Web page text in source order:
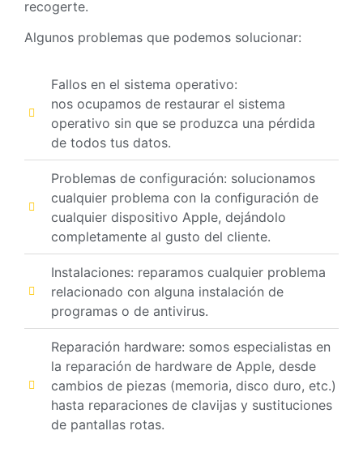
recogerte.
Algunos problemas que podemos solucionar:
Fallos en el sistema operativo:
nos ocupamos de restaurar el sistema
operativo sin que se produzca una pérdida
de todos tus datos.
Problemas de configuración: solucionamos
cualquier problema con la configuración de
cualquier dispositivo Apple, dejándolo
completamente al gusto del cliente.
Instalaciones: reparamos cualquier problema
relacionado con alguna instalación de
programas o de antivirus.
Reparación hardware: somos especialistas en
la reparación de hardware de Apple, desde
cambios de piezas (memoria, disco duro, etc.)
hasta reparaciones de clavijas y sustituciones
de pantallas rotas.